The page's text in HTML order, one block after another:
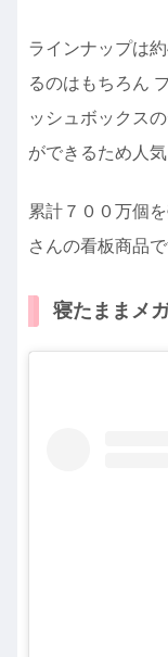
ラインナップは
るのはもちろん
ッシュボックス
ができるため人気
累計７００万個
さんの看板商品で
寝たままメ